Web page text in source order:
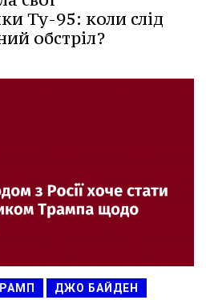
Ту-95: коли слід
обстріл?
ДЖО БАЙДЕН